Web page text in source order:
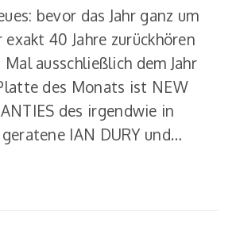
bevor das Jahr ganz um
40 Jahre zurückhören
ausschließlich dem Jahr
des Monats ist NEW
des irgendwie in
IAN DURY und…